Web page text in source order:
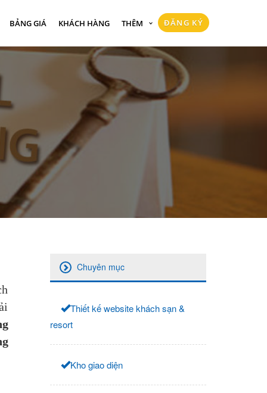
BẢNG GIÁ KHÁCH HÀNG THÊM ĐĂNG KÝ
Chuyên mục
Thiết kế website khách sạn &
resort
Kho giao diện